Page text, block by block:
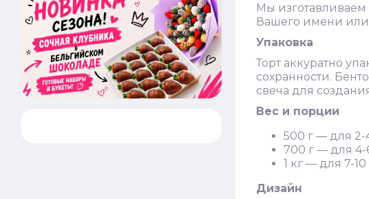
Мы изготавливаем
Вашего имени
Упаковка
Торт аккуратно
сохранности.
свеча для
Вес и порции
500 г — для 2-
700 г — для 4-
1 кг — для 7-
Дизайн